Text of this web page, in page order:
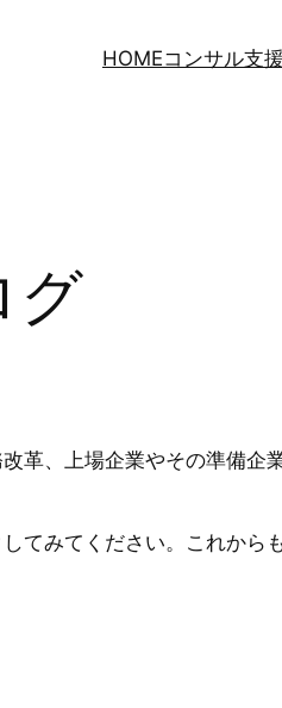
HOMEコンサル支援
グ
革、上場企業やその準備企
てみてください。これから